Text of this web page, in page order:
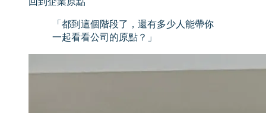
「 都到這個階段了，還有多少人能帶你
一起看看公司的原點？ 」